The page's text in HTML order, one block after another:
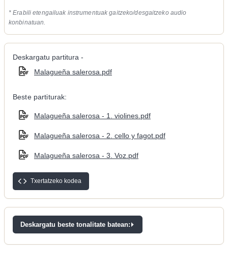
* Erabili etengailuak instrumentuak gaitzeko/desgaitzeko audio
konbinatuan.
Deskargatu partitura -
Malagueña salerosa.pdf
Beste partiturak:
Malagueña salerosa - 1. violines.pdf
Malagueña salerosa - 2. cello y fagot.pdf
Malagueña salerosa - 3. Voz.pdf
Txertatzeko kodea
Deskargatu beste tonalitate batean: